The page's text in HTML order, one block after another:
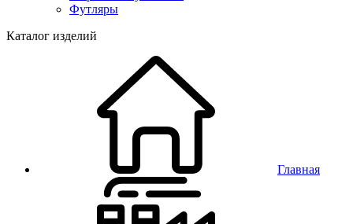
Футляры
Каталог изделий
Главная